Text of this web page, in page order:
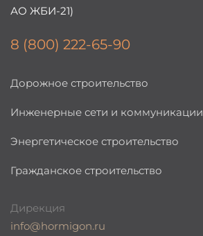
АО ЖБИ-21)
8 (800) 222-65-90
Дорожное строительство
Инженерные сети и коммуникации
Энергетическое строительство
Гражданское строительство
Дирекция
info@hormigon.ru